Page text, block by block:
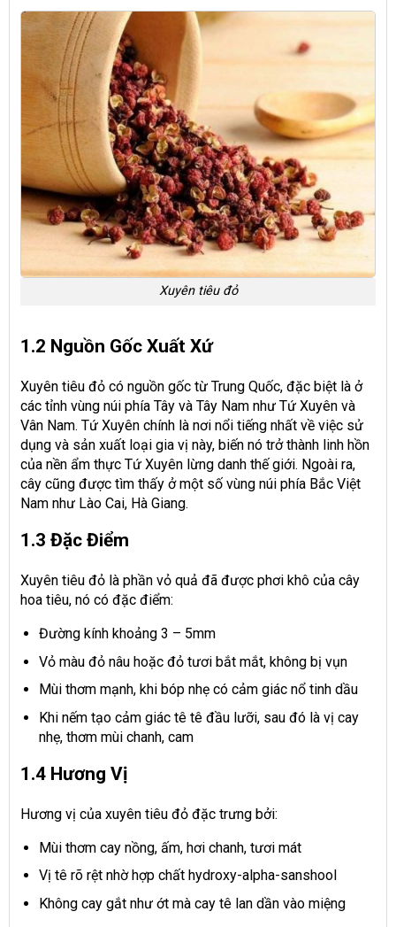
Xuyên tiêu đỏ
1.2 Nguồn Gốc Xuất Xứ
Xuyên tiêu đỏ có nguồn gốc từ Trung Quốc, đặc biệt là ở
các tỉnh vùng núi phía Tây và Tây Nam như Tứ Xuyên và
Vân Nam. Tứ Xuyên chính là nơi nổi tiếng nhất về việc sử
dụng và sản xuất loại gia vị này, biến nó trở thành linh hồn
của nền ẩm thực Tứ Xuyên lừng danh thế giới. Ngoài ra,
cây cũng được tìm thấy ở một số vùng núi phía Bắc Việt
Nam như Lào Cai, Hà Giang.
1.3 Đặc Điểm
Xuyên tiêu đỏ là phần vỏ quả đã được phơi khô của cây
hoa tiêu, nó có đặc điểm:
Đường kính khoảng 3 – 5mm
Vỏ màu đỏ nâu hoặc đỏ tươi bắt mắt, không bị vụn
Mùi thơm mạnh, khi bóp nhẹ có cảm giác nổ tinh dầu
Khi nếm tạo cảm giác tê tê đầu lưỡi, sau đó là vị cay
nhẹ, thơm mùi chanh, cam
1.4 Hương Vị
Hương vị của xuyên tiêu đỏ đặc trưng bởi:
Mùi thơm cay nồng, ấm, hơi chanh, tươi mát
Vị tê rõ rệt nhờ hợp chất hydroxy-alpha-sanshool
Không cay gắt như ớt mà cay tê lan dần vào miệng